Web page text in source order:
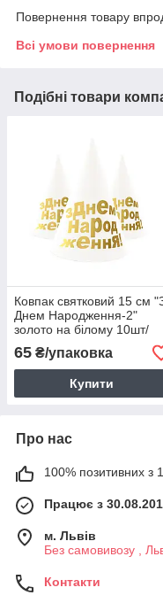
Повернення товару
Всі умови повернення
Подібні товари
Ковпак святковий 15 см
Днем Народження-2"
золото на білому 10шт/
упаковка
65 ₴/упаковка
Купити
Про нас
100% позитивних з
Працює з
м. Львів
Без самовивозу ,
Контакти